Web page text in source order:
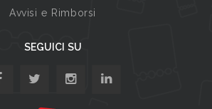
Avvisi e Rimborsi
SEGUICI SU